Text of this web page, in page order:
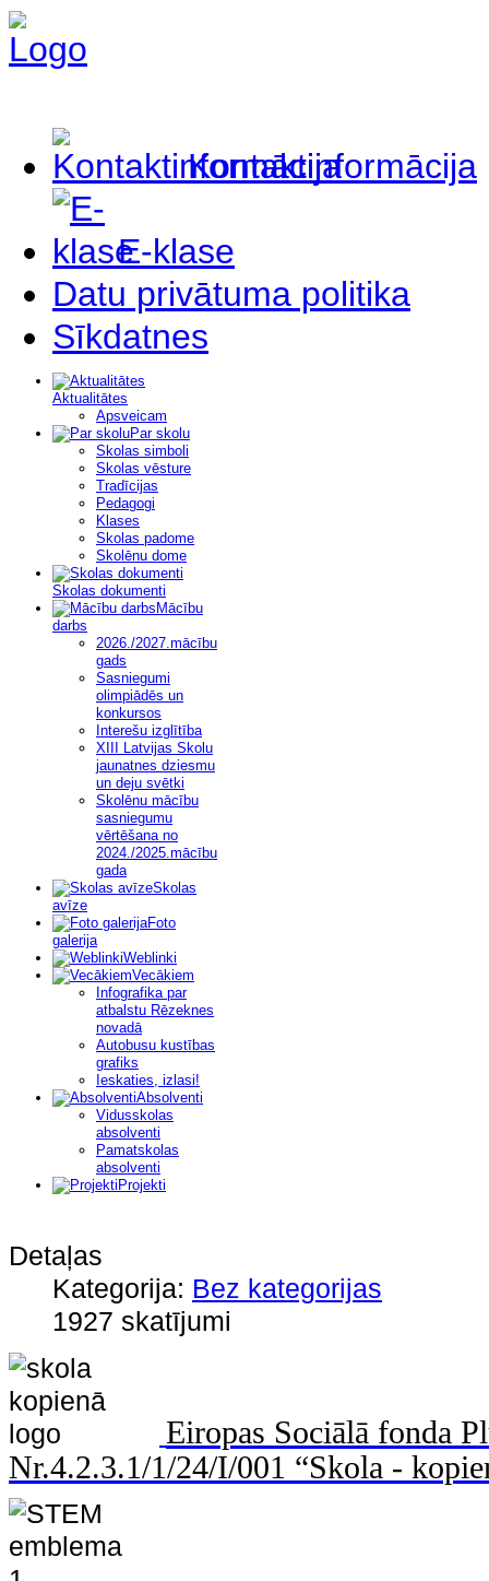
Kontaktinformācija
E-klase
Datu privātuma politika
Sīkdatnes
Aktualitātes
Apsveicam
Par skolu
Skolas simboli
Skolas vēsture
Tradīcijas
Pedagogi
Klases
Skolas padome
Skolēnu dome
Skolas dokumenti
Mācību
darbs
2026./2027.mācību
gads
Sasniegumi
olimpiādēs un
konkursos
Interešu izglītība
XIII Latvijas Skolu
jaunatnes dziesmu
un deju svētki
Skolēnu mācību
sasniegumu
vērtēšana no
2024./2025.mācību
gada
Skolas
avīze
Foto
galerija
Weblinki
Vecākiem
Infografika par
atbalstu Rēzeknes
novadā
Autobusu kustības
grafiks
Ieskaties, izlasi!
Absolventi
Vidusskolas
absolventi
Pamatskolas
absolventi
Projekti
Detaļas
Kategorija: Bez kategorijas
1927 skatījumi
Eiropas Sociālā fonda
Nr.4.2.3.1/1/24/I/001 “Skola -